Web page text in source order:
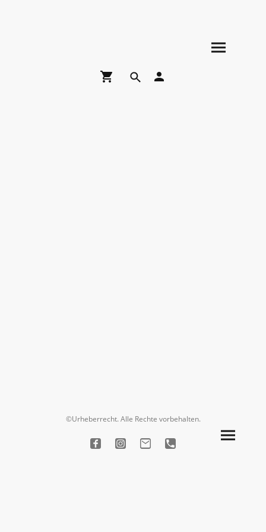
©Urheberrecht. Alle Rechte vorbehalten.